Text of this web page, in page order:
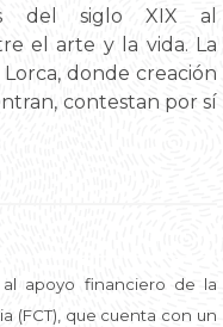
del siglo XIX al
el arte y la vida. La
donde creación
contestan por sí
apoyo financiero de la
(FCT), que cuenta con un